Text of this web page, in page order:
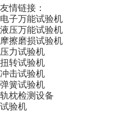
友情链接：
电子万能试验机
液压万能试验机
摩擦磨损试验机
压力试验机
扭转试验机
冲击试验机
弹簧试验机
轨枕检测设备
试验机